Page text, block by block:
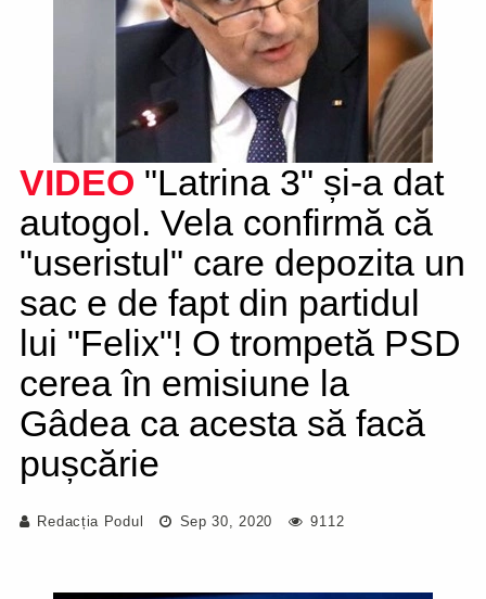
VIDEO "Latrina 3" și-a dat
autogol. Vela confirmă că
"useristul" care depozita un
sac e de fapt din partidul
lui "Felix"! O trompetă PSD
cerea în emisiune la
Gâdea ca acesta să facă
pușcărie
Redacția Podul Sep 30, 2020 9112